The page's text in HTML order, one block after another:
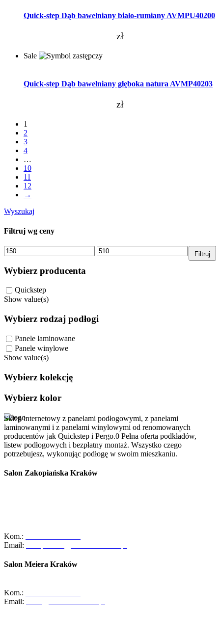
Quick-step Dąb bawełniany biało-rumiany AVMPU40200
zł
Sale
Quick-step Dąb bawełniany głęboka natura AVMP40203
zł
1
2
3
4
…
10
11
12
→
Wyszukaj
Filtruj wg ceny
Cena
min.
Cena
maks.
Filtruj
Wybierz producenta
Quickstep
Show value(s)
Wybierz rodzaj podłogi
Panele laminowane
Panele winylowe
Show value(s)
Wybierz kolekcję
Wybierz kolor
Sklep internetowy z panelami podłogowymi, z panelami
laminowanymi i z panelami winylowymi od renomowanych
producentów jak Quickstep i Pergo.0 Pełna oferta podkładów,
listew podłogowych i bezpłatny montaż. Wszystko czego
potrzebujesz, wykonując podłogę w swoim mieszkaniu.
Salon Zakopiańska Kraków
Kom.:
Email:
Salon Meiera Kraków
Kom.:
Email: